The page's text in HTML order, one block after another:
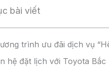
bài viết
trình ưu đãi dịch vụ
hệ đặt lịch với Toyota Bắc